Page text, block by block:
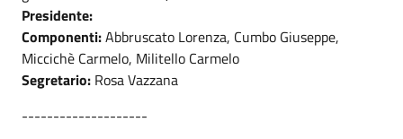
Presidente:
Componenti:Abbruscato Lorenza, Cumbo Giuseppe,
Miccichè Carmelo, Militello Carmelo
Segretario: Rosa Vazzana
--------------------